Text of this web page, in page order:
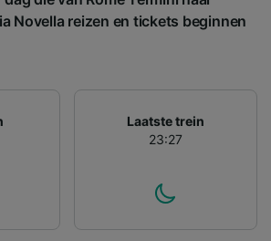
Novella reizen en tickets beginnen
Laatste trein
23:27
niet te volgen.
verwerken gegevens
op een apparaat
Gepersonaliseerde
diensten.